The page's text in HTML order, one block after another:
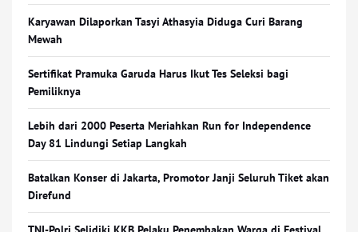
Karyawan Dilaporkan Tasyi Athasyia Diduga Curi Barang
Mewah
Sertifikat Pramuka Garuda Harus Ikut Tes Seleksi bagi
Pemiliknya
Lebih dari 2000 Peserta Meriahkan Run for Independence
Day 81 Lindungi Setiap Langkah
Batalkan Konser di Jakarta, Promotor Janji Seluruh Tiket akan
Direfund